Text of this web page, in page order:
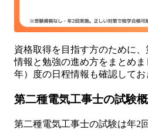
資格取得を目指す方のために
情報と勉強の進め方をまとめま
年）度の日程情報も確認してお
第二種電気工事士の試験
第二種電気工事士の試験は年2